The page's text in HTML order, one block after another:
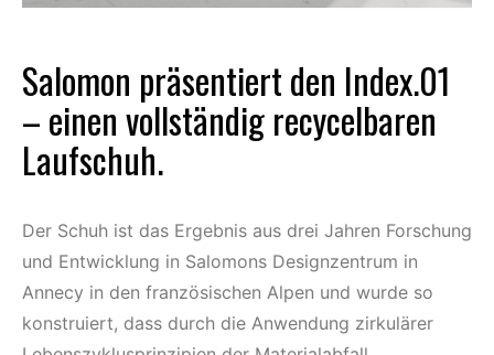
Salomon präsentiert den Index.01
– einen vollständig recycelbaren
Laufschuh.
Der Schuh ist das Ergebnis aus drei Jahren Forschung
und Entwicklung in Salomons Designzentrum in
Annecy in den französischen Alpen und wurde so
konstruiert, dass durch die Anwendung zirkulärer